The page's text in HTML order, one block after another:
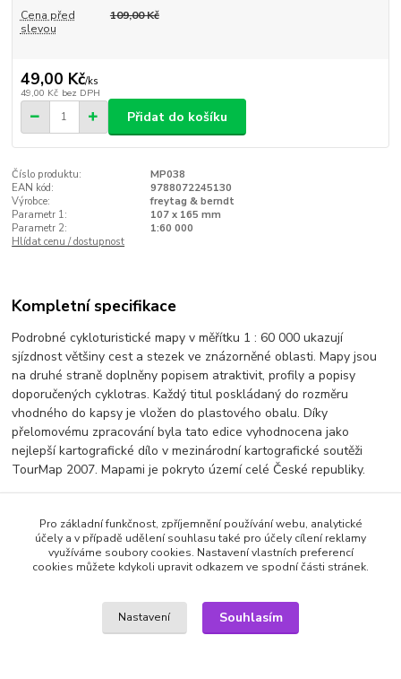
Cena před
slevou
109,00 Kč
49,00 Kč/ks
49,00 Kč bez DPH
Přidat do košíku
Číslo produktu:
MP038
EAN kód:
9788072245130
Výrobce:
freytag & berndt
Parametr 1:
107 x 165 mm
Parametr 2:
1:60 000
Hlídat cenu / dostupnost
Kompletní specifikace
Podrobné cykloturistické mapy v měřítku 1 : 60 000 ukazují
sjízdnost většiny cest a stezek ve znázorněné oblasti. Mapy jsou
na druhé straně doplněny popisem atraktivit, profily a popisy
doporučených cyklotras. Každý titul poskládaný do rozměru
vhodného do kapsy je vložen do plastového obalu. Díky
přelomovému zpracování byla tato edice vyhodnocena jako
nejlepší kartografické dílo v mezinárodní kartografické soutěži
TourMap 2007. Mapami je pokryto území celé České republiky.
Zboží zařazeno v kategoriích
Pro základní funkčnost, zpříjemnění používání webu, analytické
účely a v případě udělení souhlasu také pro účely cílení reklamy
využíváme soubory cookies. Nastavení vlastních preferencí
cookies můžete kdykoli upravit odkazem ve spodní části stránek.
Nastavení Souhlasím